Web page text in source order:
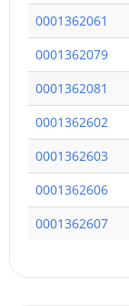
0001362061
0001362079
0001362081
0001362602
0001362603
0001362606
0001362607